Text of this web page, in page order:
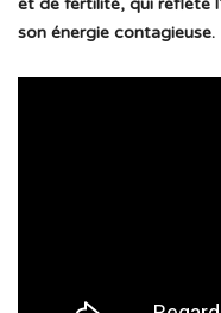
son énergie contagieuse.